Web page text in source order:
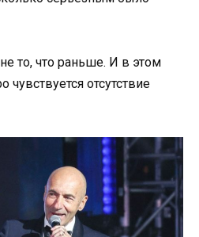
то, что раньше. И в этом
чувствуется отсутствие